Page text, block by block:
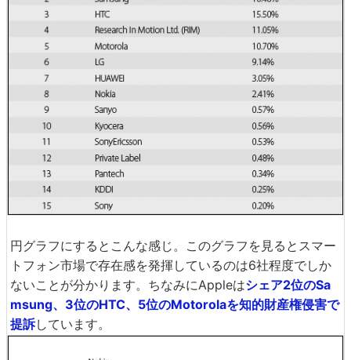
円グラフにするとこんな感じ。このグラフを見るとスマー
トフォン市場で存在感を発揮しているのは6社程度でしか
ないことが分かります。ちなみにAppleはシェア2位のSa
msung、3位のHTC、5位のMotorolaを知的財産権侵害で
提訴しています。